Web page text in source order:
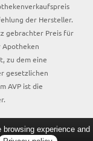
der Hersteller.
gebrachter Preis für
zu dem eine
gesetzlichen
AVP ist die
experience and